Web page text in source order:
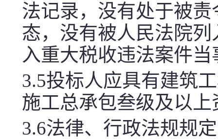
法记录，没有处于被
态，没有被人民法院
入重大税收违法案件
3.5投标人应具有建筑
施工总承包叁级及以上
3.6法律、行政法规规